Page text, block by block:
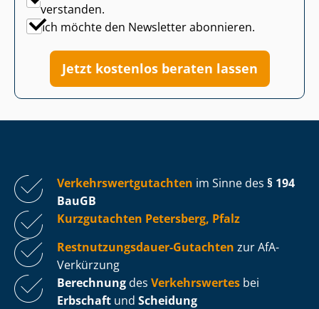
verstanden.
Ich möchte den Newsletter abonnieren.
Jetzt kostenlos beraten lassen
Ver­kehrs­wert­gut­ach­ten im Sinne des § 194
BauGB
Kurzgutachten Petersberg, Pfalz
Rest­nut­zungs­dau­er-Gutachten zur AfA-
Verkürzung
Berechnung des Verkehrswertes bei
Erbschaft und Scheidung